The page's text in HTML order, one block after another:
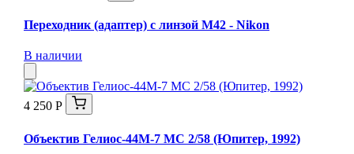
Переходник (адаптер) с линзой М42 - Nikon
В наличии
4 250 Р
Объектив Гелиос-44М-7 МС 2/58 (Юпитер, 1992)